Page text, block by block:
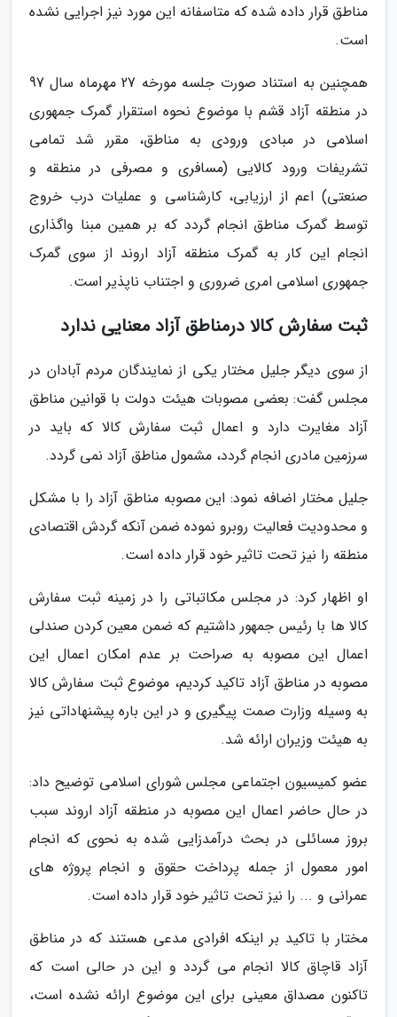
مناطق قرار داده شده که متاسفانه این مورد نیز اجرایی نشده
است.
همچنین به استناد صورت جلسه مورخه 27 مهرماه سال 97
در منطقه آزاد قشم با موضوع نحوه استقرار گمرک جمهوری
اسلامی در مبادی ورودی به مناطق، مقرر شد تمامی
تشریفات ورود کالایی (مسافری و مصرفی در منطقه و
صنعتی) اعم از ارزیابی، کارشناسی و عملیات درب خروج
توسط گمرک مناطق انجام گردد که بر همین مبنا واگذاری
انجام این کار به گمرک منطقه آزاد اروند از سوی گمرک
جمهوری اسلامی امری ضروری و اجتناب ناپذیر است.
ثبت سفارش کالا درمناطق آزاد معنایی ندارد
از سوی دیگر جلیل مختار یکی از نمایندگان مردم آبادان در
مجلس گفت: بعضی مصوبات هیئت دولت با قوانین مناطق
آزاد مغایرت دارد و اعمال ثبت سفارش کالا که باید در
سرزمین مادری انجام گردد، مشمول مناطق آزاد نمی گردد.
جلیل مختار اضافه نمود: این مصوبه مناطق آزاد را با مشکل
و محدودیت فعالیت روبرو نموده ضمن آنکه گردش اقتصادی
منطقه را نیز تحت تاثیر خود قرار داده است.
او اظهار کرد: در مجلس مکاتباتی را در زمینه ثبت سفارش
کالا ها با رئیس جمهور داشتیم که ضمن معین کردن صندلی
اعمال این مصوبه به صراحت بر عدم امکان اعمال این
مصوبه در مناطق آزاد تاکید کردیم، موضوع ثبت سفارش کالا
به وسیله وزارت صمت پیگیری و در این باره پیشنهاداتی نیز
به هیئت وزیران ارائه شد.
عضو کمیسیون اجتماعی مجلس شورای اسلامی توضیح داد:
در حال حاضر اعمال این مصوبه در منطقه آزاد اروند سبب
بروز مسائلی در بحث درآمدزایی شده به نحوی که انجام
امور معمول از جمله پرداخت حقوق و انجام پروژه های
عمرانی و ... را نیز تحت تاثیر خود قرار داده است.
مختار با تاکید بر اینکه افرادی مدعی هستند که در مناطق
آزاد قاچاق کالا انجام می گردد و این در حالی است که
تاکنون مصداق معینی برای این موضوع ارائه نشده است،